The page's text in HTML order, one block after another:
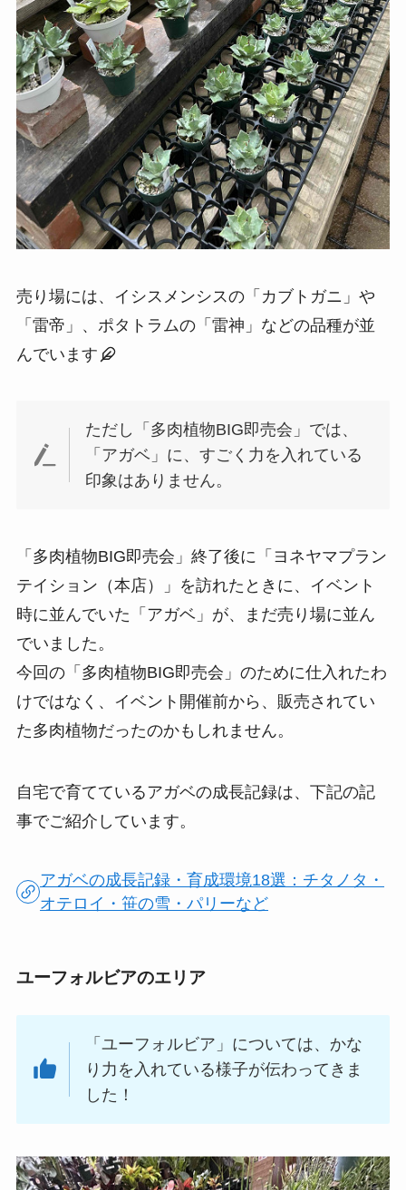
売り場には、イシスメンシスの「カブトガニ」や
「雷帝」、ポタトラムの「雷神」などの品種が並
んでいます
ただし「多肉植物BIG即売会」では、
「アガベ」に、すごく力を入れている
印象はありません。
「多肉植物BIG即売会」終了後に「ヨネヤマプラン
テイション（本店）」を訪れたときに、イベント
時に並んでいた「アガベ」が、まだ売り場に並ん
でいました。
今回の「多肉植物BIG即売会」のために仕入れたわ
けではなく、イベント開催前から、販売されてい
た多肉植物だったのかもしれません。
自宅で育てているアガベの成長記録は、下記の記
事でご紹介しています。
アガベの成長記録・育成環境18選：チタノタ・
オテロイ・笹の雪・パリーなど
ユーフォルビアのエリア
「ユーフォルビア」については、かな
り力を入れている様子が伝わってきま
した！